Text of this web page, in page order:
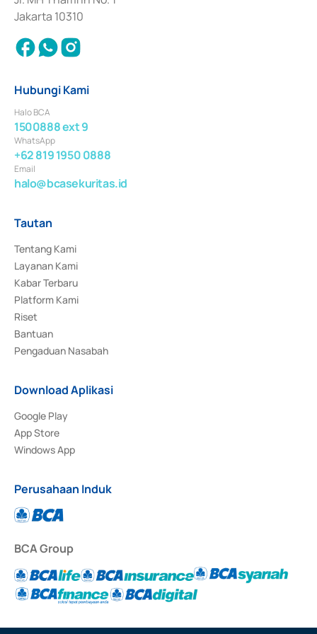
Jakarta 10310
Hubungi Kami
Halo BCA
1500888 ext 9
WhatsApp
+62 819 1950 0888
Email
halo@bcasekuritas.id
Tautan
Tentang Kami
Layanan Kami
Kabar Terbaru
Platform Kami
Riset
Bantuan
Pengaduan Nasabah
Download Aplikasi
Google Play
App Store
Windows App
Perusahaan Induk
BCA Group